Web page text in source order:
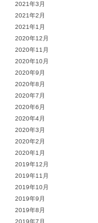
2021年3月
2021年2月
2021年1月
2020年12月
2020年11月
2020年10月
2020年9月
2020年8月
2020年7月
2020年6月
2020年4月
2020年3月
2020年2月
2020年1月
2019年12月
2019年11月
2019年10月
2019年9月
2019年8月
2019年7月